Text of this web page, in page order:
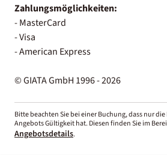
Zahlungsmöglichkeiten:
- MasterCard
- Visa
- American Express
© GIATA GmbH 1996 - 2026
Bitte beachten Sie bei einer Buchung, dass nur
Angebots Gültigkeit hat. Diesen finden Sie im
Angebotsdetails.